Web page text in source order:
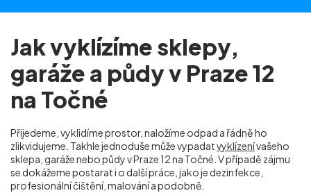
Jak vyklízíme sklepy,
garáže a půdy v Praze 12
na Točné
Přijedeme, vyklidíme prostor, naložíme odpad a řádně ho
zlikvidujeme. Takhle jednoduše může vypadatvyklízenívašeho
sklepa, garáže nebo půdy v Praze 12 na Točné . V případě zájmu
se dokážeme postarat i o další práce, jako je dezinfekce,
profesionální čištění, malování a podobně.